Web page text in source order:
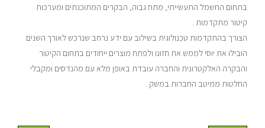
בתחום החשמל התעשייתי, מתח גבוה, הבקרים המתוכנתים ומערכות
קיטור מתקדמות .
הצורך בהתקדמות טכנולוגית בשילוב עם ידע נרחב שנרכש לאורך השנים
הובילו את יוסי לממש את חזונו ולפתח מוצרים ייחודים בתחום הקיטור
והבקרה האלקטרונית והחברה עובדת באופן מלא עם מהנדסים ומקבלי
החלטות ממיטב החברות במשק .